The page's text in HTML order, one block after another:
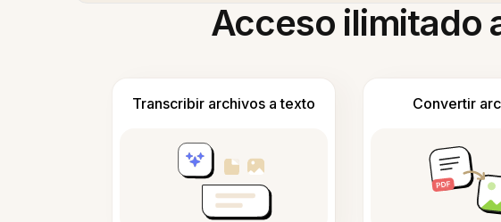
Acceso ilimitado
Transcribir archivos a texto Convertir